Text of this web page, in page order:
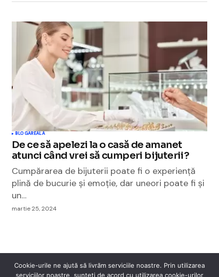
BLOGAREALA
De ce să apelezi la o casă de amanet
atunci când vrei să cumperi bijuterii?
Cumpărarea de bijuterii poate fi o experiență
plină de bucurie și emoție, dar uneori poate fi și
un…
martie 25, 2024
Cookie-urile ne ajută să livrăm serviciile noastre. Prin utilizarea
serviciilor noastre, sunteți de acord cu utilizarea cookie-urilor